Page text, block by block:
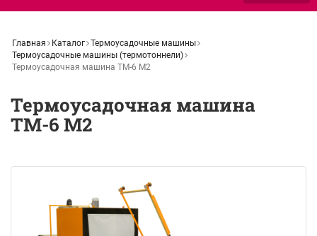
Главная Каталог Термоусадочные машины
Термоусадочные машины (термотоннели)
Термоусадочная машина ТМ-6 М2
Термоусадочная машина
ТМ-6 М2